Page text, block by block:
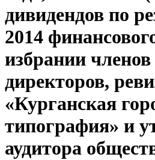
дивидендов по
2014
избрании
директоров,
«Курганская
типография» и
аудитора